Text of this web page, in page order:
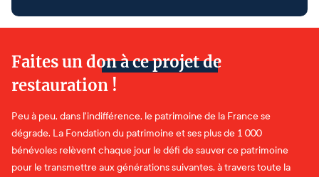
Faites un don à ce projet de
restauration !
Peu à peu, dans l'indifférence, le patrimoine de la France se
dégrade. La Fondation du patrimoine et ses plus de 1 000
bénévoles relèvent chaque jour le défi de sauver ce patrimoine
pour le transmettre aux générations suivantes, à travers toute la